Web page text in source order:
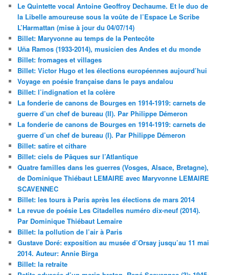
Le Quintette vocal Antoine Geoffroy Dechaume. Et le duo de
la Libelle amoureuse sous la voûte de l’Espace Le Scribe
L’Harmattan (mise à jour du 04/07/14)
Billet: Maryvonne au temps de la Pentecôte
Uña Ramos (1933-2014), musicien des Andes et du monde
Billet: fromages et villages
Billet: Victor Hugo et les élections européennes aujourd’hui
Voyage en poésie française dans le pays andalou
Billet: l’indignation et la colère
La fonderie de canons de Bourges en 1914-1919: carnets de
guerre d’un chef de bureau (II). Par Philippe Démeron
La fonderie de canons de Bourges en 1914-1919: carnets de
guerre d’un chef de bureau (I). Par Philippe Démeron
Billet: satire et cithare
Billet: ciels de Pâques sur l’Atlantique
Quatre familles dans les guerres (Vosges, Alsace, Bretagne),
de Dominique Thiébaut LEMAIRE avec Maryvonne LEMAIRE
SCAVENNEC
Billet: les tours à Paris après les élections de mars 2014
La revue de poésie Les Citadelles numéro dix-neuf (2014).
Par Dominique Thiébaut Lemaire
Billet: la pollution de l’air à Paris
Gustave Doré: exposition au musée d’Orsay jusqu’au 11 mai
2014. Auteur: Annie Birga
Billet: la retraite